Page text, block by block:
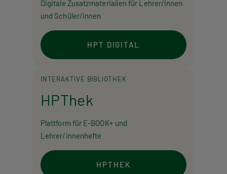
Digitale Zusatzmaterialien für Lehrer/innen
und Schüler/innen
HPT DIGITAL
INTERAKTIVE BIBLIOTHEK
HPThek
Plattform für E-BOOK+ und
Lehrer/innenhefte
HPTHEK